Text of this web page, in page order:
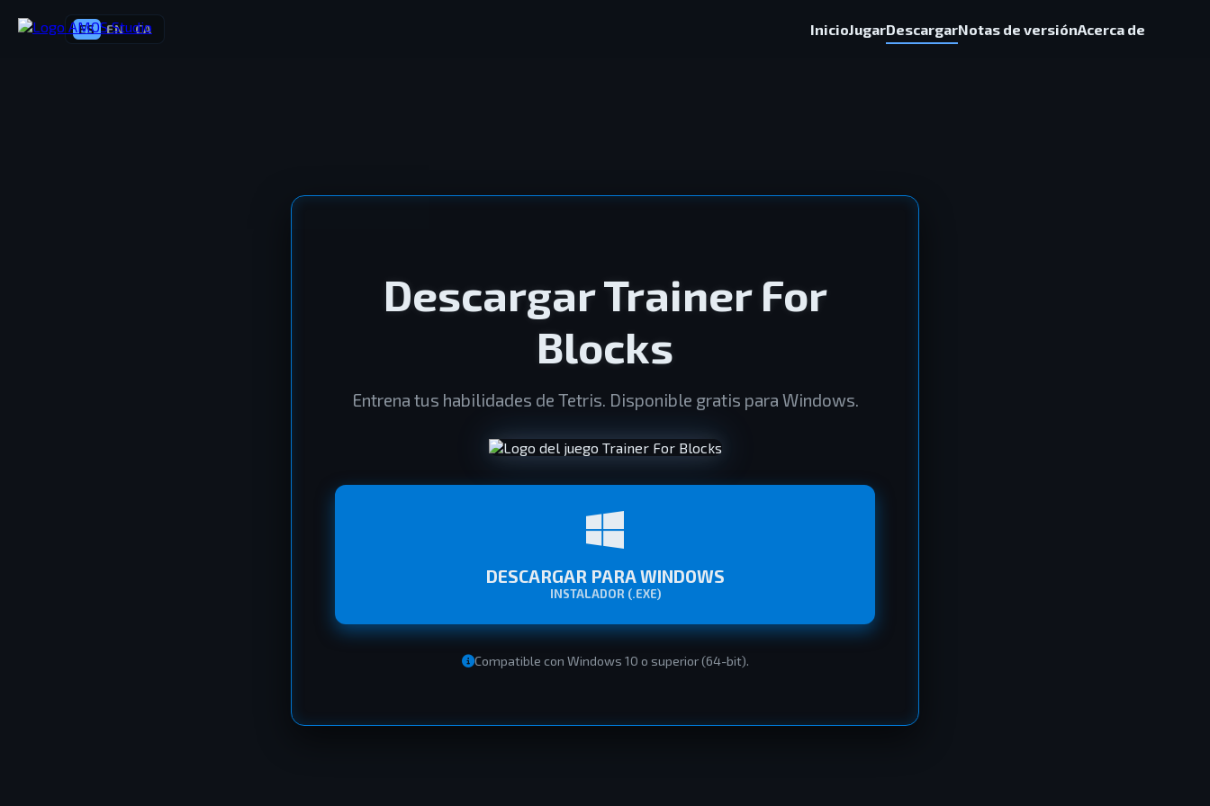
ES EN CA InicioJugarDescargarNotas de versiónAcerca de
Descargar Trainer For
Blocks
Entrena tus habilidades de Tetris. Disponible gratis para Windows.
DESCARGAR PARA WINDOWS
INSTALADOR (.EXE)
Compatible con Windows 10 o superior (64-bit).